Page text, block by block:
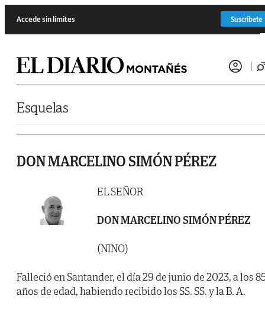
Accede sin límites Suscríbete
Esquelas
DON MARCELINO SIMÓN PÉREZ
EL SEÑOR
DON MARCELINO SIMÓN PÉREZ
(NINO)
Falleció en Santander, el día 29 de junio de 2023, a los
años de edad, habiendo recibido los SS. SS. y la B. A.